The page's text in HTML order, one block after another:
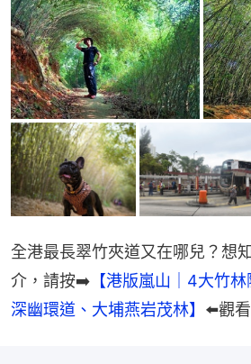
全港最長翠竹夾道又在哪兒？想
介，請按➡️ 【港版嵐山｜4大竹
深幽環道、大埔燕岩茂林】 ⬅️觀